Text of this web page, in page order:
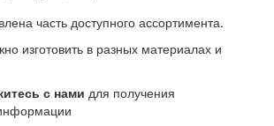
часть доступного ассортимента.
изготовить в разных материалах и
с нами для получения